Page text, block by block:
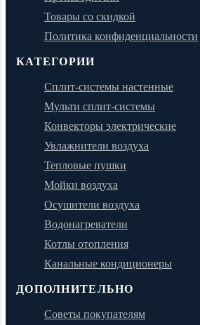
Товары со скидкой
Политика конфиденциальности
КАТЕГОРИИ
Сплит-системы настенные
Мульти сплит-системы
Конвекторы электрические
Увлажнители воздуха
Тепловые пушки
Мойки воздуха
Осушители воздуха
Водонагреватели
Котлы отопления
Канальные кондиционеры
ДОПОЛНИТЕЛЬНО
Советы покупателям